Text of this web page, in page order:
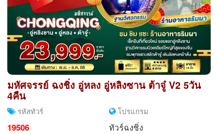
มหัศจรรย์ ฉงชิ่ง อู่หลง อู่หลิงซาน ต้าจู๋ V2 5วัน
4คืน
รหัสทัวร์
19506
โปรแกรม
ทัวร์ฉงชิ่ง